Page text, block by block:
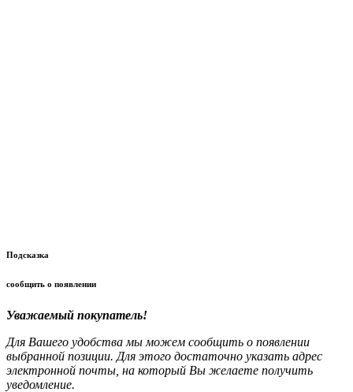
Подсказка
сообщить о появлении
Уважаемый покупатель!
Для Вашего удобства мы можем сообщить о появлении
выбранной позиции. Для этого достаточно указать адрес
электронной почты, на который Вы желаете получить
уведомление.